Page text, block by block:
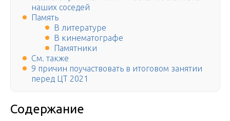
наших соседей
Память
В литературе
В кинематографе
Памятники
См. также
9 причин поучаствовать в итоговом занятии
перед ЦТ 2021
Содержание